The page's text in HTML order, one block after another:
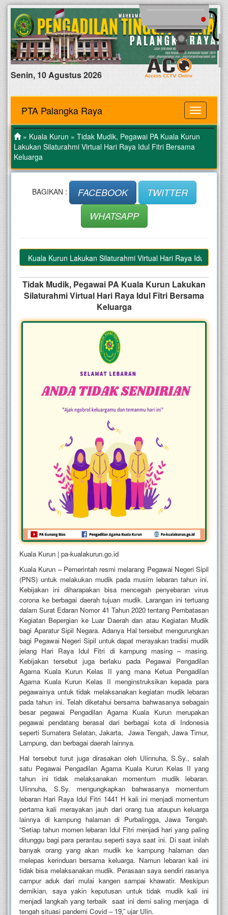
Senin, 10 Agustus 2026
MENU
PTA Palangka Raya
» Kuala Kurun » Tidak Mudik, Pegawai PA Kuala Kurun
Lakukan Silaturahmi Virtual Hari Raya Idul Fitri Bersama
Keluarga
BAGIKAN : FACEBOOK
TWITTER
WHATSAPP
PA Kuala Kurun Lakukan Silaturahmi Virtual Hari Raya Idul Fitri
Tidak Mudik, Pegawai PA Kuala Kurun Lakukan
Silaturahmi Virtual Hari Raya Idul Fitri Bersama
Keluarga
Kuala Kurun | pa-kualakurun.go.id
Kuala Kurun – Pemerintah resmi melarang Pegawai Negeri Sipil
(PNS) untuk melakukan mudik pada musim lebaran tahun ini.
Kebijakan ini diharapakan bisa mencegah penyebaran virus
corona ke berbagai daerah tujuan mudik. Larangan ini tertuang
dalam Surat Edaran Nomor 41 Tahun 2020 tentang Pembatasan
Kegiatan Bepergian ke Luar Daerah dan atau Kegiatan Mudik
bagi Aparatur Sipil Negara. Adanya Hal tersebut mengurungkan
bagi Pegawai Negeri Sipil untuk dapat merayakan tradisi mudik
jelang Hari Raya Idul Fitri di kampung masing – masing.
Kebijakan tersebut juga berlaku pada Pegawai Pengadilan
Agama Kuala Kurun Kelas II yang mana Ketua Pengadilan
Agama Kuala Kurun Kelas II menginstruksikan kepada para
pegawainya untuk tidak melaksanakan kegiatan mudik lebaran
pada tahun ini. Telah diketahui bersama bahwasanya sebagain
besar pegawai Pengadilan Agama Kuala Kurun merupakan
pegawai pendatang berasal dari berbagai kota di Indonesia
seperti Sumatera Selatan, Jakarta, Jawa Tengah, Jawa Timur,
Lampung, dan berbagai daerah lainnya.
Hal tersebut turut juga dirasakan oleh Ulinnuha, S.Sy., salah
satu Pegawai Pengadilan Agama Kuala Kurun Kelas II yang
tahun ini tidak melaksanakan momentum mudik lebaran.
Ulinnuha, S.Sy. mengungkapkan bahwasanya momentum
lebaran Hari Raya Idul Fitri 1441 H kali ini menjadi momentum
pertama kali merayakan jauh dari orang tua ataupun keluarga
lainnya di kampung halaman di Purbalingga, Jawa Tengah.
“Setiap tahun momen lebaran Idul Fitri menjadi hari yang paling
ditunggu bagi para perantau seperti saya saat ini. Di saat inilah
banyak orang yang akan mudik ke kampung halaman dan
melepas kerinduan bersama keluarga. Namun lebaran kali ini
tidak bisa melaksanakan mudik. Perasaan saya sendiri rasanya
campur aduk dari mulai kangen sampai khawatir. Meskipun
demikian, saya yakin keputusan untuk tidak mudik kali ini
menjadi langkah yang terbaik saat ini demi saling menjaga di
tengah situasi pandemi Covid – 19,” ujar Ulin.